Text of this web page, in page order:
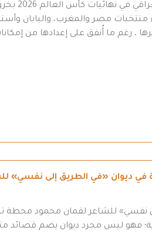
انتهت
منتخبات مصر والمغرب، واليابان
، رغم ما أُنفق على إعدادها من
في ديوان «في الطريق إلى نفسي»
للشاعر لقمان محمود محطة
فهو ليس مجرد ديوان يضم قصائد